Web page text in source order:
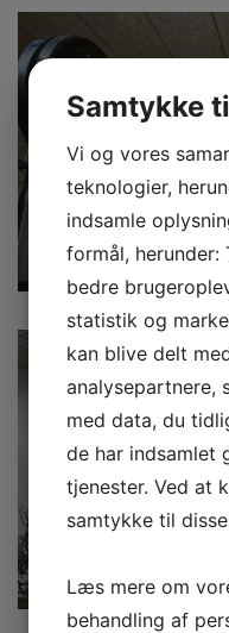
Samtykke
Vi og vores
teknologier,
indsamle
formål, herunder:
bedre
statistik og
kan blive delt
analysepartnere,
med data, du
de har indsamlet
tjenester. Ved at
samtykke til
Læs mere om
behandling af